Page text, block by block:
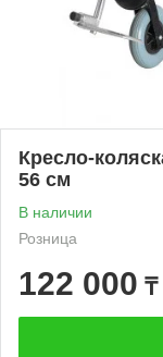
Кресло-
56 см
В наличии
Розница
122 000 ₸